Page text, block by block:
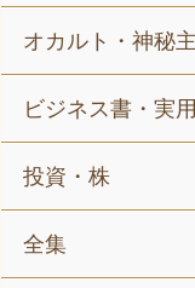
オカルト・神秘
ビジネス書・実
投資・株
全集